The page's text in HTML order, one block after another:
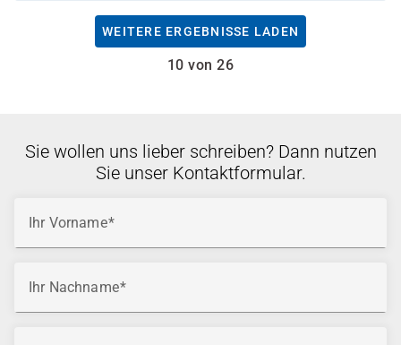
WEITERE ERGEBNISSE LADEN
10 von 26
Sie wollen uns lieber schreiben? Dann nutzen
Sie unser Kontaktformular.
Ihr Vorname
Ihr Nachname